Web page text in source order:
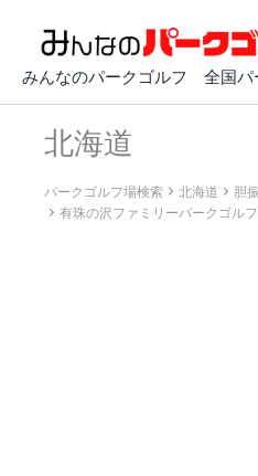
みんなのパークゴルフ 全国パ
北海道
パークゴルフ場検索 北海道
胆
有珠の沢ファミリーパークゴル